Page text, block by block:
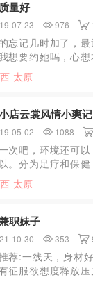
量好
07-23 976
忘记几时加了，
想要约她吗，心想
去指定的酒店，靠
房号通知她等一下
-太原
店云裳风情小爽记
05-02 1088
次吧，环境还可
。分为足疗和保
以。
-太原
职妹子
10-30 353
荐:一线天，身材
征服欲想度释放